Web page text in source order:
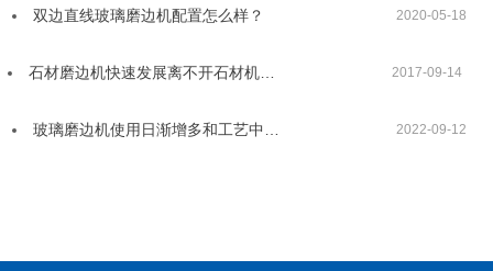
双边直线玻璃磨边机配置怎么样？ 2020-05-18
石材磨边机快速发展离不开石材机… 2017-09-14
玻璃磨边机使用日渐增多和工艺中… 2022-09-12